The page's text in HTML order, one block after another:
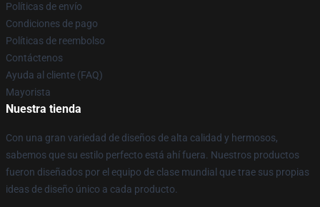
Políticas de envío
Condiciones de pago
Políticas de reembolso
Contáctenos
Ayuda al cliente (FAQ)
Mayorista
Nuestra tienda
Con una gran variedad de diseños de alta calidad y hermosos,
sabemos que su estilo perfecto está ahí fuera. Nuestros productos
fueron diseñados por el equipo de clase mundial que trae sus propias
ideas de diseño único a cada producto.